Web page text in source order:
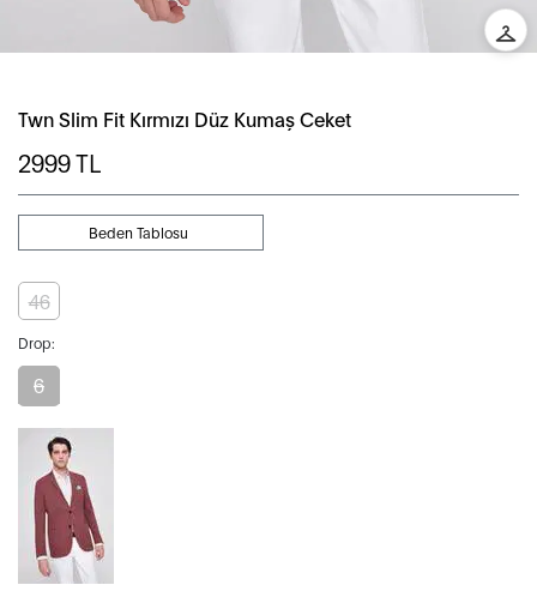
Twn Slim Fit Kırmızı Düz Kumaş Ceket
2999TL
Beden Tablosu
46
Drop:
6